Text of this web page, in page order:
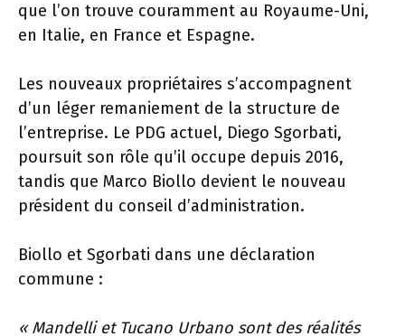
que l’on trouve couramment au Royaume-Uni,
en Italie, en France et Espagne.
Les nouveaux propriétaires s’accompagnent
d’un léger remaniement de la structure de
l’entreprise. Le PDG actuel, Diego Sgorbati,
poursuit son rôle qu’il occupe depuis 2016,
tandis que Marco Biollo devient le nouveau
président du conseil d’administration.
Biollo et Sgorbati dans une déclaration
commune :
« Mandelli et Tucano Urbano sont des réalités